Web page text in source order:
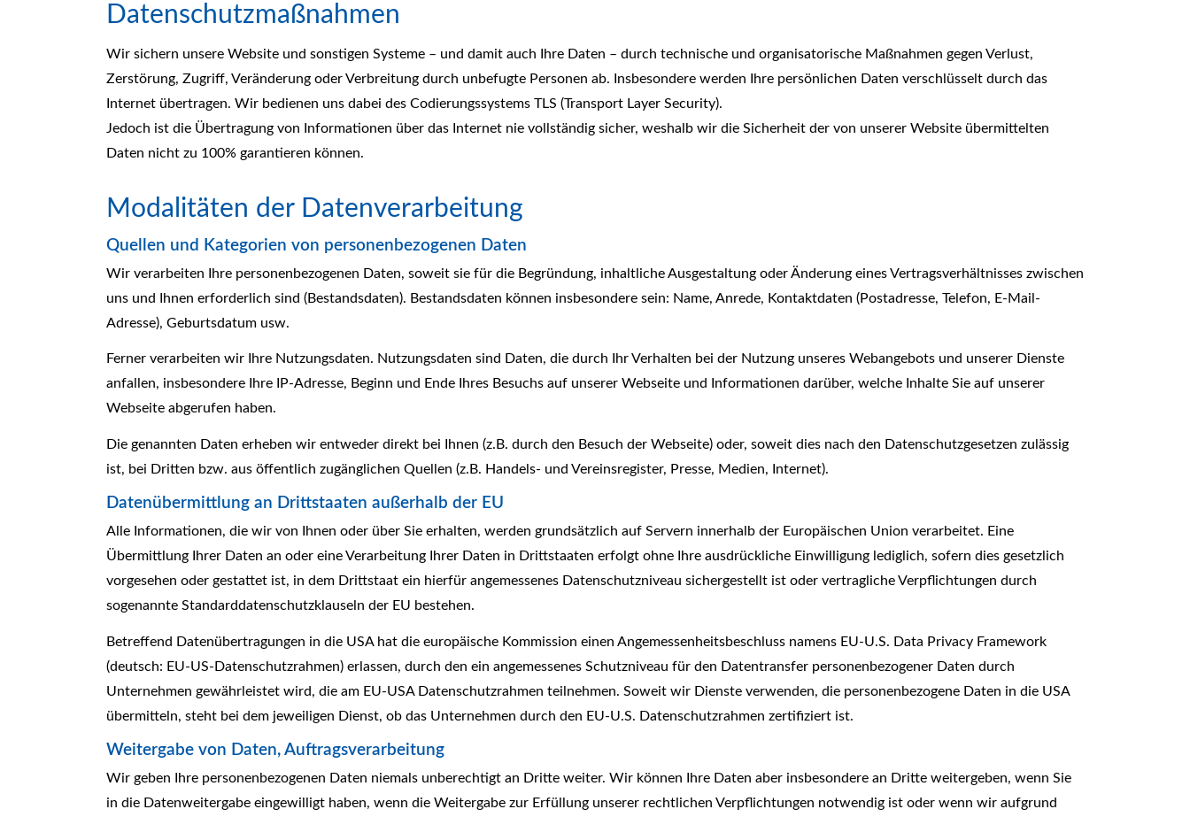
Datenschutzmaßnahmen
Wir sichern unsere Website und sonstigen Systeme – und damit auch Ihre Daten – durch technische und organisatorische Maßnahmen gegen Verlust,
Zerstörung, Zugriff, Veränderung oder Verbreitung durch unbefugte Per­sonen ab. Insbesondere werden Ihre persönlichen Daten verschlüsselt durch das
Internet übertragen. Wir bedienen uns dabei des Codierungssystems TLS (Transport Layer Security).
Jedoch ist die Übertragung von Informationen über das Internet nie vollständig sicher, weshalb wir die Sicherheit der von unserer Website übermittelten
Daten nicht zu 100% garantieren können.
Modalitäten der Datenverarbeitung
Quellen und Kategorien von personenbezogenen Daten
Wir verarbeiten Ihre personenbezogenen Daten, soweit sie für die Begründung, inhaltliche Ausgestaltung oder Änderung eines Vertragsverhältnisses zwischen
uns und Ihnen erforderlich sind (Bestandsdaten). Bestandsdaten können insbesondere sein: Name, Anrede, Kontaktdaten (Postadresse, Telefon, E-Mail-
Adresse), Geburts­datum usw.
Ferner verarbeiten wir Ihre Nutzungsdaten. Nutzungsdaten sind Daten, die durch Ihr Verhalten bei der Nutzung unseres Webangebots und unserer Dienste
anfallen, insbesondere Ihre IP-Adresse, Beginn und Ende Ihres Besuchs auf unserer Webseite und Informationen darüber, welche Inhalte Sie auf unserer
Webseite abgerufen haben.
Die genannten Daten erheben wir entweder direkt bei Ihnen (z.B. durch den Besuch der Webseite) oder, soweit dies nach den Datenschutzgesetzen zulässig
ist, bei Dritten bzw. aus öffentlich zugänglichen Quellen (z.B. Handels- und Vereinsregister, Presse, Medien, Internet).
Datenübermittlung an Drittstaaten außerhalb der EU
Alle Informationen, die wir von Ihnen oder über Sie erhalten, werden grundsätzlich auf Servern innerhalb der Europäischen Union verarbeitet. Eine
Übermittlung Ihrer Daten an oder eine Verarbeitung Ihrer Daten in Drittstaaten erfolgt ohne Ihre ausdrückliche Einwilligung lediglich, sofern dies gesetzlich
vorgesehen oder gestattet ist, in dem Drittstaat ein hierfür angemessenes Datenschutzniveau sichergestellt ist oder vertragliche Verpflichtungen durch
sogenannte Standarddatenschutzklauseln der EU bestehen.
Betreffend Datenübertragungen in die USA hat die europäische Kommission einen Angemessenheitsbeschluss namens EU-U.S. Data Privacy Framework
(deutsch: EU-US-Datenschutzrahmen) erlassen, durch den ein angemessenes Schutzniveau für den Datentransfer personenbezogener Daten durch
Unternehmen gewährleistet wird, die am EU-USA Datenschutzrahmen teilnehmen. Soweit wir Dienste verwenden, die personenbezogene Daten in die USA
übermitteln, steht bei dem jeweiligen Dienst, ob das Unternehmen durch den EU-U.S. Datenschutzrahmen zertifiziert ist.
Weitergabe von Daten, Auftragsverarbeitung
Wir geben Ihre personenbezogenen Daten niemals unberechtigt an Dritte weiter. Wir können Ihre Daten aber insbesondere an Dritte weitergeben, wenn Sie
in die Datenweitergabe eingewilligt haben, wenn die Weitergabe zur Erfüllung unserer rechtlichen Verpflichtungen notwendig ist oder wenn wir aufgrund